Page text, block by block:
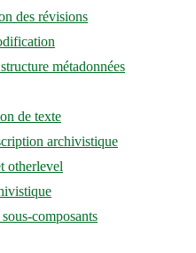
des révisions
métadonnées
de texte
archivistique
otherlevel
composants